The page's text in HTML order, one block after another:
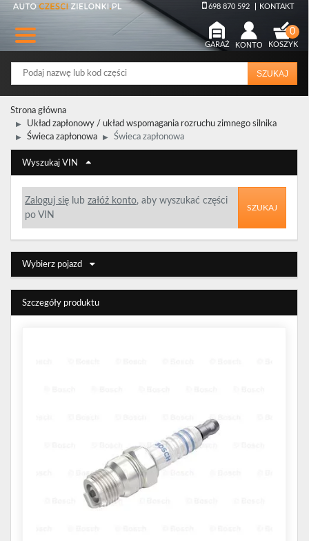
698 870 592 KONTAKT
GARAŻ KONTO KOSZYK
SZUKAJ
Strona główna
Układ zapłonowy / układ wspomagania rozruchu zimnego silnika
Świeca zapłonowa
Świeca zapłonowa
Wyszukaj VIN
Zaloguj się lub załóż konto, aby wyszukać części
po VIN
SZUKAJ
Wybierz pojazd
Szczegóły produktu